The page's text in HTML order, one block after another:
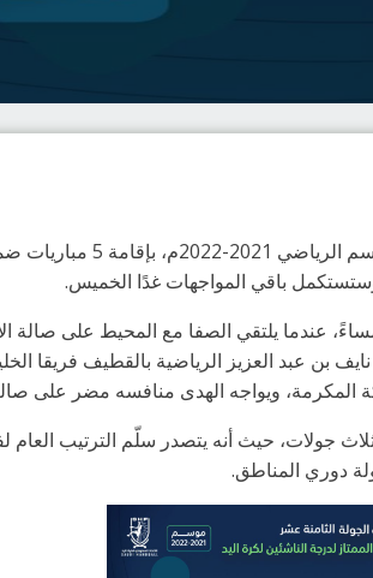
تُختتم منافسات بطولة الدوري
مدينة الأمير نايف بن عبد العزيز الرياضية بالقطيف
المكرمة، ويواجه الهدى منافسه مضر على
دوري المناطق.